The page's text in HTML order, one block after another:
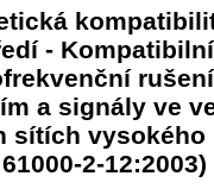
-
rušení
a signály ve
sítích vysokého
61000-2-12:2003)